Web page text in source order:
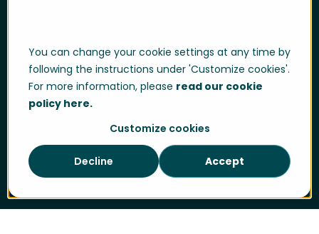
You can change your cookie settings at any time by
following the instructions under 'Customize cookies'.
For more information, please read our cookie
policy here.
Customize cookies
Accept
Decline
Developer portal